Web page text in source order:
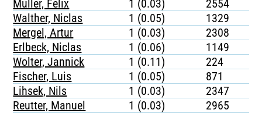
Müller, Felix
1 (0.03)
2554
Walther, Niclas
1 (0.05)
1329
Mergel, Artur
1 (0.03)
2308
Erlbeck, Niclas
1 (0.06)
1149
Wolter, Jannick
1 (0.11)
224
Fischer, Luis
1 (0.05)
871
Lihsek, Nils
1 (0.03)
2347
Reutter, Manuel
1 (0.03) 2965